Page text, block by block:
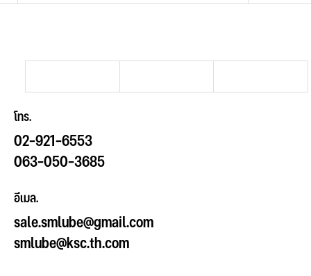
โทร.
02-921-6553
063-050-3685
อีเมล.
sale.smlube@gmail.com
smlube@ksc.th.com